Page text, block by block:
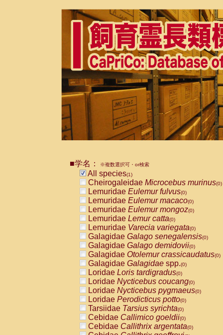
■学名： ※複数選択可・or検索
All species(1)
Cheirogaleidae Microcebus murinus(0)
Lemuridae Eulemur fulvus(0)
Lemuridae Eulemur macaco(0)
Lemuridae Eulemur mongoz(0)
Lemuridae Lemur catta(0)
Lemuridae Varecia variegata(0)
Galagidae Galago senegalensis(0)
Galagidae Galago demidovii(0)
Galagidae Otolemur crassicaudatus(0)
Galagidae Galagidae spp.(0)
Loridae Loris tardigradus(0)
Loridae Nycticebus coucang(0)
Loridae Nycticebus pygmaeus(0)
Loridae Perodicticus potto(0)
Tarsiidae Tarsius syrichta(0)
Cebidae Callimico goeldii(0)
Cebidae Callithrix argentata(0)